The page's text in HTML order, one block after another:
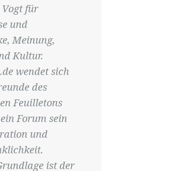
für
und
Meinung,
Kultur.
wendet sich
des
Feuilletons
Forum sein
und
ist der